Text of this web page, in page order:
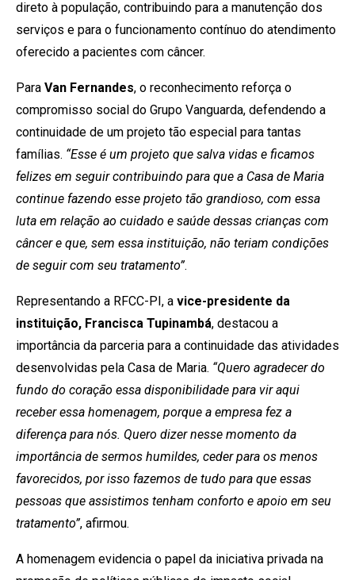
direto à população, contribuindo para a manutenção dos
serviços e para o funcionamento contínuo do atendimento
oferecido a pacientes com câncer.
Para Van Fernandes, o reconhecimento reforça o
compromisso social do Grupo Vanguarda, defendendo a
continuidade de um projeto tão especial para tantas
famílias. “Esse é um projeto que salva vidas e ficamos
felizes em seguir contribuindo para que a Casa de Maria
continue fazendo esse projeto tão grandioso, com essa
luta em relação ao cuidado e saúde dessas crianças com
câncer e que, sem essa instituição, não teriam condições
de seguir com seu tratamento”.
Representando a RFCC-PI, a vice-presidente da
instituição, Francisca Tupinambá, destacou a
importância da parceria para a continuidade das atividades
desenvolvidas pela Casa de Maria. “Quero agradecer do
fundo do coração essa disponibilidade para vir aqui
receber essa homenagem, porque a empresa fez a
diferença para nós. Quero dizer nesse momento da
importância de sermos humildes, ceder para os menos
favorecidos, por isso fazemos de tudo para que essas
pessoas que assistimos tenham conforto e apoio em seu
tratamento”, afirmou.
A homenagem evidencia o papel da iniciativa privada na